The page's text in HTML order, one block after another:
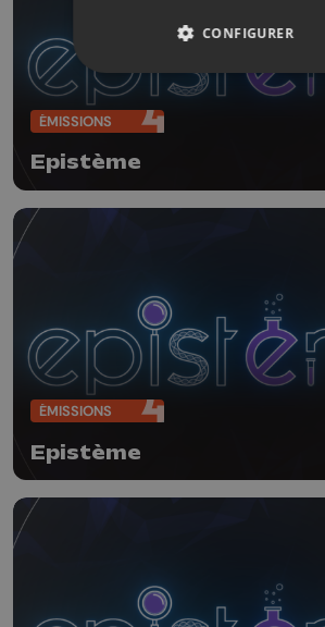
ÉMISSIONS
Epistème
ÉMISSIONS
Epistème
CONFIGURER